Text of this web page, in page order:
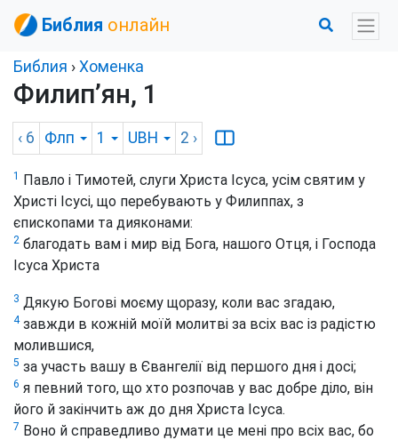
Библия онлайн
Библия › Хоменка
Филип’ян, 1
‹ 6 Флп 1 UBH 2 ›
1
Павло і Тимотей, слуги Христа Ісуса, усім святим у
Христі Ісусі, що перебувають у Филиппах, з
єпископами та дияконами:
2 благодать вам і мир від Бога, нашого Отця, і Господа
Ісуса Христа
3 Дякую Богові моєму щоразу, коли вас згадаю,
4завжди в кожній моїй молитві за всіх вас із радістю
молившися,
5 за участь вашу в Євангелії від першого дня і досі;
6 я певний того, що хто розпочав у вас добре діло, він
його й закінчить аж до дня Христа Ісуса.
7 Воно й справедливо думати це мені про всіх вас, бо